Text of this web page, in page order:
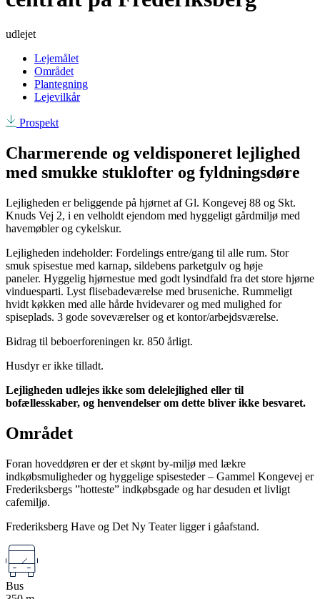
udlejet
Lejemålet
Området
Plantegning
Lejevilkår
Prospekt
Charmerende og veldisponeret lejlighed
med smukke stuklofter og fyldningsdøre
Lejligheden er beliggende på hjørnet af Gl. Kongevej 88 og Skt.
Knuds Vej 2, i en velholdt ejendom med hyggeligt gårdmiljø med
havemøbler og cykelskur.
Lejligheden indeholder: Fordelings entre/gang til alle rum. Stor
smuk spisestue med karnap, sildebens parketgulv og høje
paneler. Hyggelig hjørnestue med godt lysindfald fra det store hjørne
vinduesparti. Lyst flisebadeværelse med bruseniche. Rummeligt
hvidt køkken med alle hårde hvidevarer og med mulighed for
spiseplads. 3 gode soveværelser og et kontor/arbejdsværelse.
Bidrag til beboerforeningen kr. 850 årligt.
Husdyr er ikke tilladt.
Lejligheden udlejes ikke som delelejlighed eller til
bofællesskaber, og henvendelser om dette bliver ikke besvaret.
Området
Foran hoveddøren er der et skønt by-miljø med lækre
indkøbsmuligheder og hyggelige spisesteder – Gammel Kongevej er
Frederiksbergs ”hotteste” indkøbsgade og har desuden et livligt
cafemiljø.
Frederiksberg Have og Det Ny Teater ligger i gåafstand.
Bus